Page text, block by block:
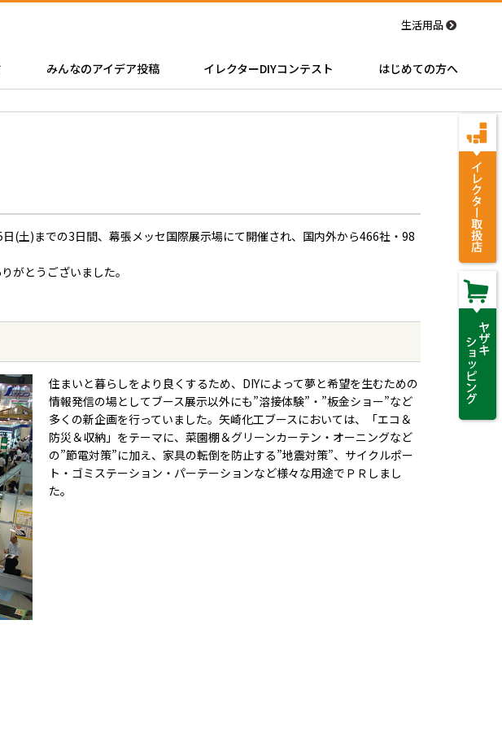
生活用品
みんなのアイデア投稿 イレクターDIYコンテスト はじめての方へ
日(土)までの3日間、幕張メッセ国際展示場にて開催され、国内外から466社・98
がとうございました。
住まいと暮らしをより良くするため、DIYによって夢と希望を生むための
情報発信の場としてブース展示以外にも”溶接体験”・”板金ショー”など
多くの新企画を行っていました。矢崎化工ブースにおいては、「エコ＆
防災＆収納」をテーマに、菜園棚＆グリーンカーテン・オーニングなど
の”節電対策”に加え、家具の転倒を防止する”地震対策”、サイクルポー
ト・ゴミステーション・パーテーションなど様々な用途でＰＲしまし
た。